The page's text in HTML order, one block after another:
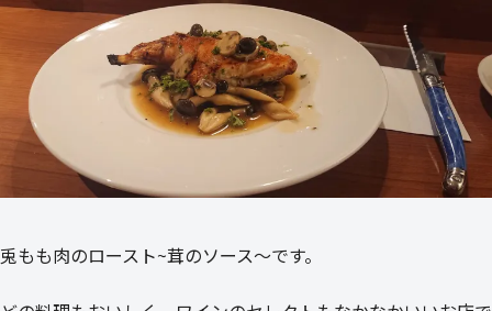
兎もも肉のロースト~茸のソース～です。